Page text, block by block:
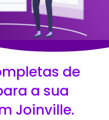
de
a sua
Joinville.